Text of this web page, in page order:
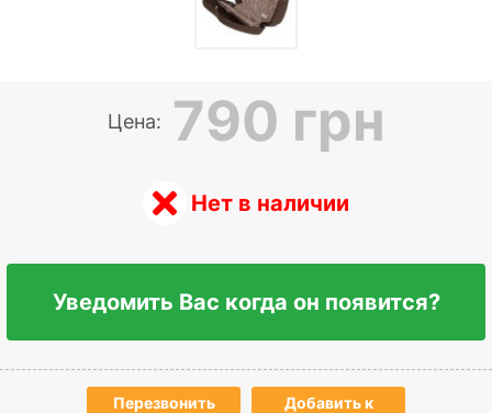
Цена: 790 грн
Нет в наличии
Уведомить Вас когда он появится?
Перезвонить
Добавить к